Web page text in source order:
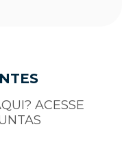
ACESSE